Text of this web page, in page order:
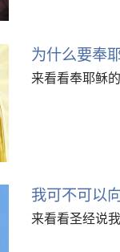
为什么要奉
来看看奉耶稣
我可不可以
来看看圣经说